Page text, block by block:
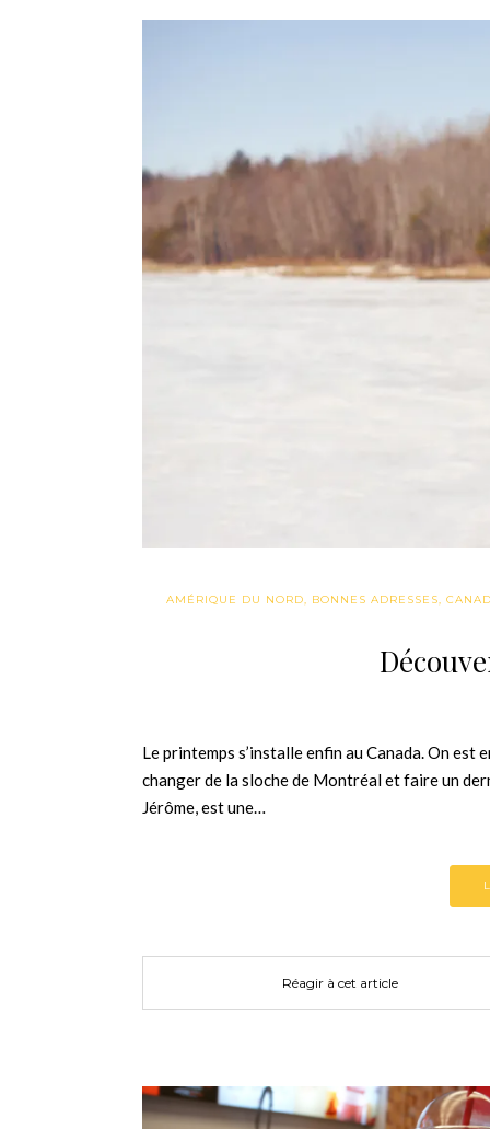
AMÉRIQUE DU NORD, BONNES ADRESSES,
Le printemps s’installe enfin au Canada. On
changer de la sloche de Montréal et faire un
Jérôme, est une…
Réagir à cet article